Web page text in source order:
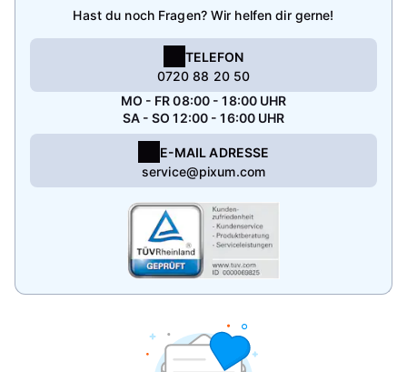
Hast du noch Fragen? Wir helfen dir gerne!
TELEFON
0720 88 20 50
MO - FR 08:00 - 18:00 UHR
SA - SO 12:00 - 16:00 UHR
E-MAIL ADRESSE
service@pixum.com